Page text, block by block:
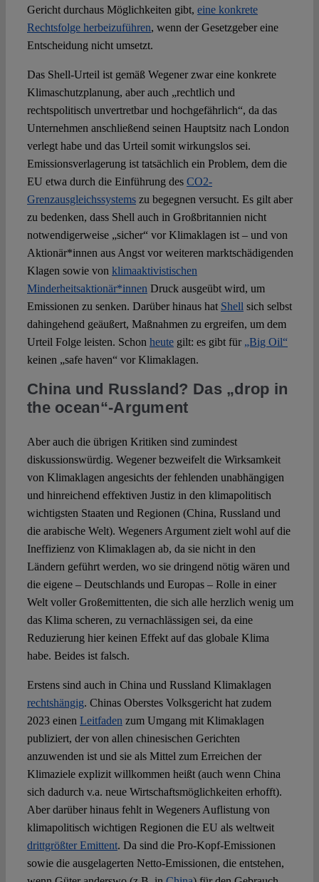
Gericht durchaus Möglichkeiten gibt, eine konkrete
Rechtsfolge herbeizuführen, wenn der Gesetzgeber eine
Entscheidung nicht umsetzt.
Das Shell-Urteil ist gemäß Wegener zwar eine konkrete
Klimaschutzplanung, aber auch „rechtlich und
rechtspolitisch unvertretbar und hochgefährlich“, da das
Unternehmen anschließend seinen Hauptsitz nach London
verlegt habe und das Urteil somit wirkungslos sei.
Emissionsverlagerung ist tatsächlich ein Problem, dem die
EU etwa durch die Einführung des CO2-
Grenzausgleichssystemszu begegnen versucht. Es gilt aber
zu bedenken, dass Shell auch in Großbritannien nicht
notwendigerweise „sicher“ vor Klimaklagen ist – und von
Aktionär*innen aus Angst vor weiteren marktschädigenden
Klagen sowie von klimaaktivistischen
Minderheitsaktionär*innen Druck ausgeübt wird, um
Emissionen zu senken. Darüber hinaus hat Shell sich selbst
dahingehend geäußert, Maßnahmen zu ergreifen, um dem
Urteil Folge leisten. Schon heutegilt: es gibt für „Big Oil“
keinen „safe haven“ vor Klimaklagen.
China und Russland? Das „drop in
the ocean“-Argument
Aber auch die übrigen Kritiken sind zumindest
diskussionswürdig. Wegener bezweifelt die Wirksamkeit
von Klimaklagen angesichts der fehlenden unabhängigen
und hinreichend effektiven Justiz in den klimapolitisch
wichtigsten Staaten und Regionen (China, Russland und
die arabische Welt). Wegeners Argument zielt wohl auf die
Ineffizienz von Klimaklagen ab, da sie nicht in den
Ländern geführt werden, wo sie dringend nötig wären und
die eigene – Deutschlands und Europas – Rolle in einer
Welt voller Großemittenten, die sich alle herzlich wenig um
das Klima scheren, zu vernachlässigen sei, da eine
Reduzierung hier keinen Effekt auf das globale Klima
habe. Beides ist falsch.
Erstens sind auch in China und Russland Klimaklagen
rechtshängig. Chinas Oberstes Volksgericht hat zudem
2023 einen Leitfaden zum Umgang mit Klimaklagen
publiziert, der von allen chinesischen Gerichten
anzuwenden ist und sie als Mittel zum Erreichen der
Klimaziele explizit willkommen heißt (auch wenn China
sich dadurch v.a. neue Wirtschaftsmöglichkeiten erhofft).
Aber darüber hinaus fehlt in Wegeners Auflistung von
klimapolitisch wichtigen Regionen die EU als weltweit
drittgrößter Emittent. Da sind die Pro-Kopf-Emissionen
sowie die ausgelagerten Netto-Emissionen, die entstehen,